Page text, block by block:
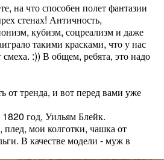
на что способен полет фантазии
стенах! Античность,
кубизм, соцреализм и даже
такими красками, что у нас
:)) В общем, ребята, это надо
от тренда, и вот перед вами уже
год, Уильям Блейк.
мои колготки, чашка от
В качестве модели - муж в